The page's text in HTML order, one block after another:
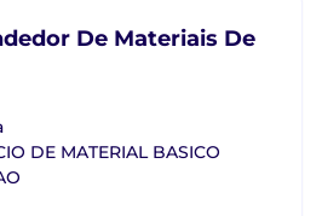
De Materiais De
DE MATERIAL BASICO